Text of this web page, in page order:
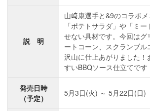
説 明
山﨑康選手と&9のコラボ
「ポテトサラダ」や「ミ
せない具材です。今回はグ
ートコーン、スクランブ
沢山に仕上あがりました！
すいBBQソース仕立てです
発売日時
（予定）
5月3日(火) ～ 5月22日(日)